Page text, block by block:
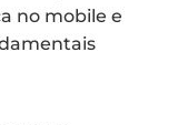
no mobile e